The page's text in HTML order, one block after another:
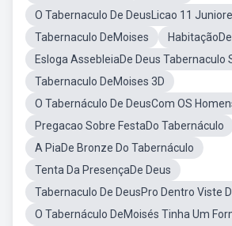
O Tabernaculo De DeusLicao 11
Tabernaculo DeMoises
Esloga AssebleiaDe Deus Tabernaculo
Tabernaculo DeMoises 3D
O Tabernáculo De DeusCom OS
Pregacao Sobre FestaDo Tabernáculo
A PiaDe Bronze Do Tabernáculo
Tenta Da PresençaDe Deus
Tabernaculo De DeusPro Dentro Viste
O Tabernáculo DeMoisés Tinha Um